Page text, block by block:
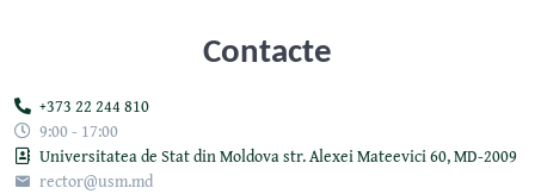
Contacte
+373 22 244 810
9:00 - 17:00
Universitatea de Stat din Moldova str. Alexei Mateevici 60, MD-2009
rector@usm.md